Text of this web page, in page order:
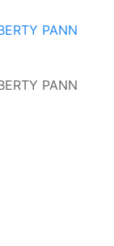
PANN
PANN